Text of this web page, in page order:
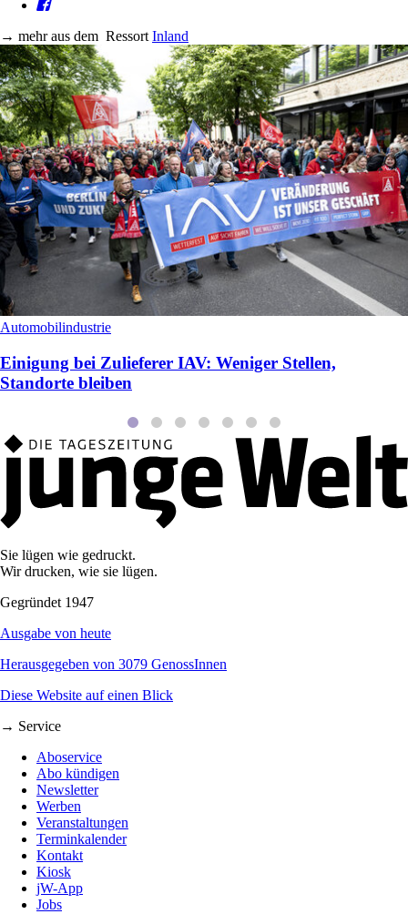
→ mehr aus dem Ressort Inland
Automobilindustrie
Einigung bei Zulieferer IAV: Weniger Stellen,
Standorte bleiben
Sie lügen wie gedruckt.
Wir drucken, wie sie lügen.
Gegründet 1947
Ausgabe von heute
Herausgegeben von 3079 GenossInnen
Diese Website auf einen Blick
→ Service
Aboservice
Abo kündigen
Newsletter
Werben
Veranstaltungen
Terminkalender
Kontakt
Kiosk
jW-App
Jobs